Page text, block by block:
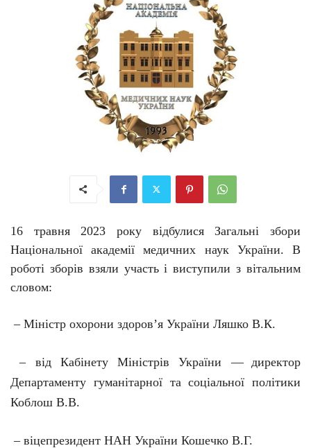
16 травня 2023 року відбулися Загальні збори
Національної академії медичних наук України.В
роботі зборів взяли участьівиступилизвітальним
словом:
– Міністр охорони здоров’я України Ляшко В.К.
– від Кабінету Міністрів України —
директор
Департаменту гуманітарної та соціальної політики
Коблош В.В.
– віцепрезидент НАН України Кошечко В.Г.